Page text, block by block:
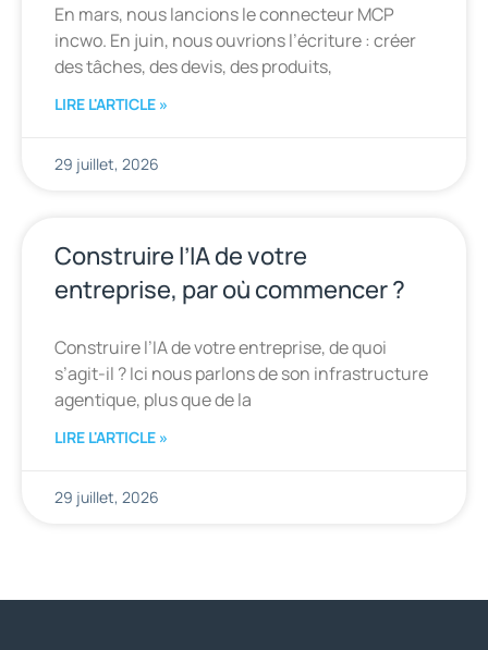
En mars, nous lancions le connecteur MCP
incwo. En juin, nous ouvrions l’écriture : créer
des tâches, des devis, des produits,
LIRE L'ARTICLE »
29 juillet, 2026
Construire l’IA de votre
entreprise, par où commencer ?
Construire l’IA de votre entreprise, de quoi
s’agit-il ? Ici nous parlons de son infrastructure
agentique, plus que de la
LIRE L'ARTICLE »
29 juillet, 2026